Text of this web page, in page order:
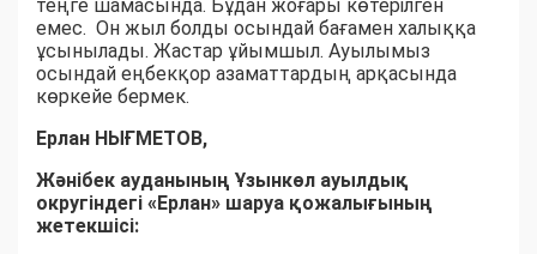
теңге шамасында. Бұдан жоғары көтерілген
емес. Он жыл болды осындай бағамен халыққа
ұсынылады. Жастар ұйымшыл. Ауылымыз
осындай еңбекқор азаматтардың арқасында
көркейе бермек.
Ерлан НЫҒМЕТОВ,
Жәнібек ауданының Ұзынкөл ауылдық
округіндегі «Ерлан» шаруа қожалығының
жетекшісі: